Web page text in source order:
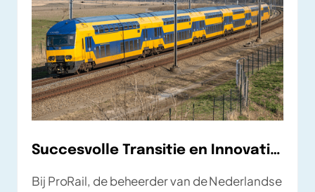
Succesvolle Transitie en Innovatie bij ProRail
Bij ProRail, de beheerder van de Nederlandse